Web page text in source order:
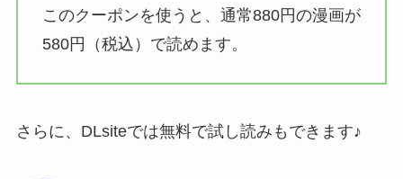
このクーポンを使うと、通常880円の漫画が
580円（税込）で読めます。
さらに、DLsiteでは無料で試し読みもできます♪